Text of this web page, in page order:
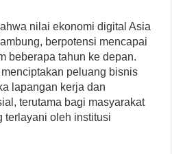
nilai ekonomi digital Asia
berpotensi mencapai
beberapa tahun ke depan.
peluang bisnis
lapangan kerja dan
terutama bagi masyarakat
terlayani oleh institusi